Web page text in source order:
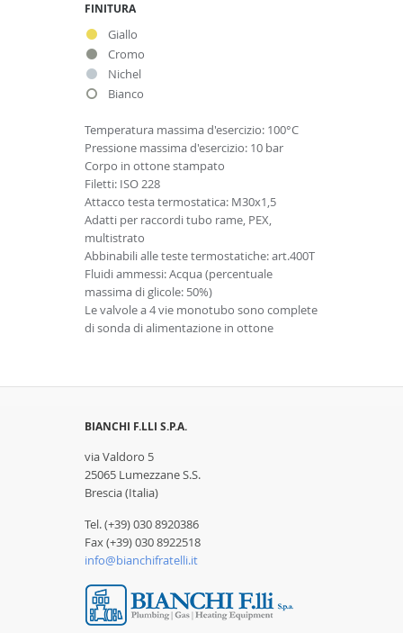
FINITURA
Giallo
Cromo
Nichel
Bianco
Temperatura massima d'esercizio: 100°C
Pressione massima d'esercizio: 10 bar
Corpo in ottone stampato
Filetti: ISO 228
Attacco testa termostatica: M30x1,5
Adatti per raccordi tubo rame, PEX,
multistrato
Abbinabili alle teste termostatiche: art.400T
Fluidi ammessi: Acqua (percentuale
massima di glicole: 50%)
Le valvole a 4 vie monotubo sono complete
di sonda di alimentazione in ottone
BIANCHI F.LLI S.P.A.
via Valdoro 5
25065 Lumezzane S.S.
Brescia (Italia)
Tel. (+39) 030 8920386
Fax (+39) 030 8922518
info@bianchifratelli.it